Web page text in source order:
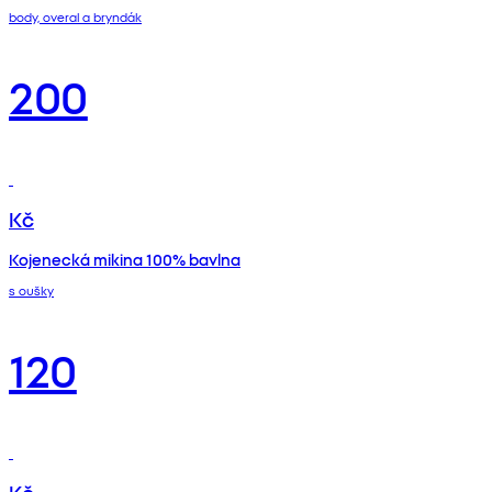
body, overal a bryndák
200
Kč
Kojenecká mikina 100% bavlna
s oušky
120